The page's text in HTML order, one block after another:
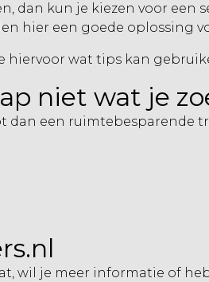
dan kun je kiezen voor een
hier een goede oplossing
hiervoor wat tips kan
niet wat je
dan een ruimtebesparende
wil je meer informatie of